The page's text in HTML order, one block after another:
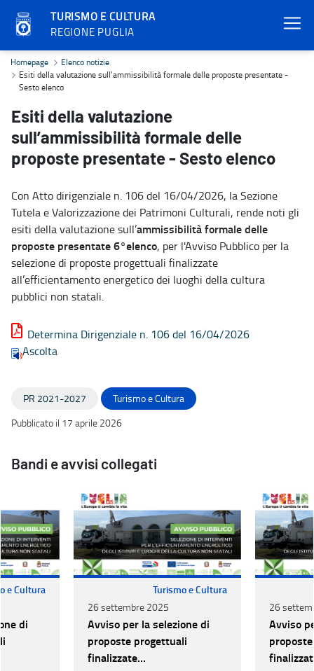
TURISMO E CULTURA
REGIONE PUGLIA
Esiti della valutazione sull’ammissibilità formale delle proposte
Homepage
Elenco notizie
Esiti della valutazione sull’ammissibilità formale delle proposte presentate -
Sesto elenco
Esiti della valutazione
sull’ammissibilità formale delle
proposte presentate - Sesto elenco
Con Atto dirigenziale n. 106 del 16/04/2026, la Sezione
Tutela e Valorizzazione dei Patrimoni Culturali, rende noti gli
esiti della valutazione sull’ammissibilità formale delle
proposte presentate 6°elenco, per l'Avviso Pubblico per la
selezione di proposte progettuali finalizzate
all’efficientamento energetico dei luoghi della cultura
pubblici non statali.
Determina Dirigenziale n. 106 del 16/04/2026
Ascolta
PR 2021-2027
Turismo e Cultura
Pubblicato il 17 aprile 2026
Bandi e avvisi collegati
e Cultura
di
Turismo e Cultura
26 settembre 2025
Avviso per la selezione di
proposte progettuali
finalizzate
26
Avviso